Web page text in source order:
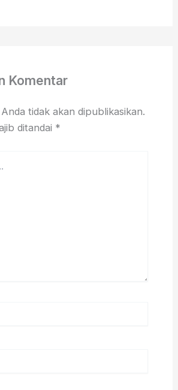
Komentar
tidak akan dipublikasikan.
ditandai *